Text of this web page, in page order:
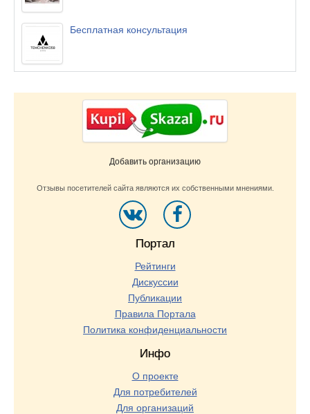
Бесплатная консультация
Добавить организацию
Отзывы посетителей сайта являются их собственными мнениями.
Портал
Рейтинги
Дискуссии
Публикации
Правила Портала
Политика конфиденциальности
Инфо
О проекте
Для потребителей
Для организаций